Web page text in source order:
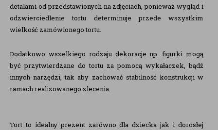
detalami od przedstawionych na zdjęciach, ponieważ wygląd i
odzwierciedlenie tortu determinuje przede wszystkim
wielkość zamówionego tortu.
Dodatkowo wszelkiego rodzaju dekoracje np. figurki mogą
być przytwierdzane do tortu za pomocą wykałaczek, bądź
innych narzędzi, tak aby zachować stabilność konstrukcji w
ramach realizowanego zlecenia.
Tort to idealny prezent zarówno dla dziecka jak i dorosłej